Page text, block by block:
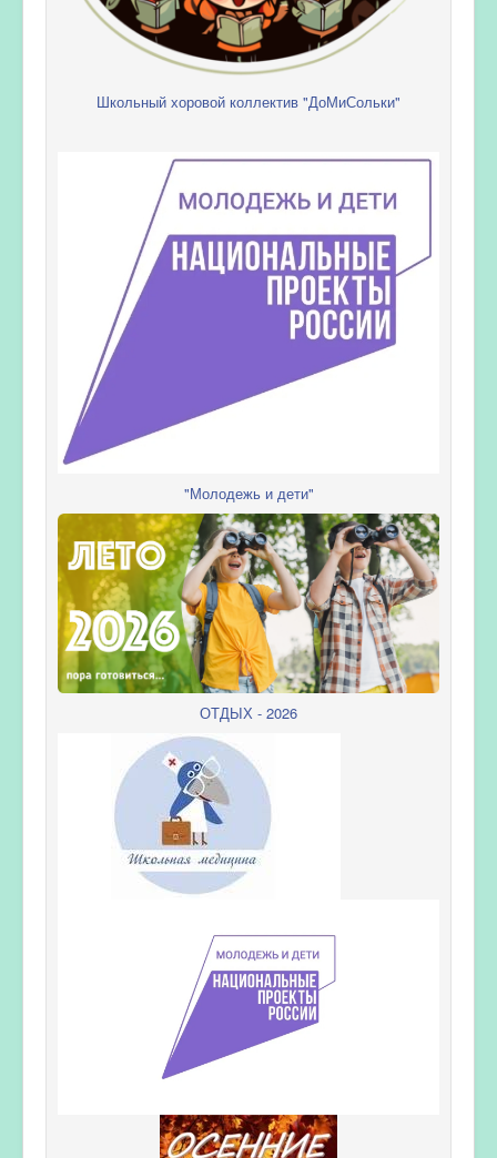
Школьный хоровой коллектив "ДоМиСольки"
"Молодежь и дети"
ОТДЫХ - 2026